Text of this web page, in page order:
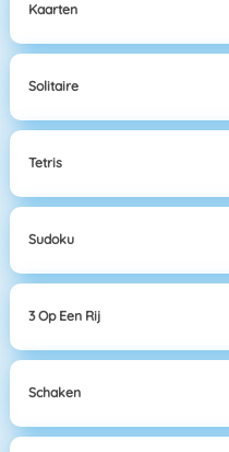
Kaarten
Solitaire
Tetris
Sudoku
3 Op Een Rij
Schaken